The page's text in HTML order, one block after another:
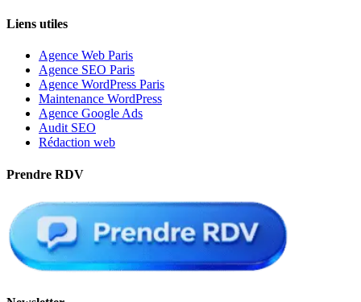
Liens utiles
Agence Web Paris
Agence SEO Paris
Agence WordPress Paris
Maintenance WordPress
Agence Google Ads
Audit SEO
Rédaction web
Prendre RDV